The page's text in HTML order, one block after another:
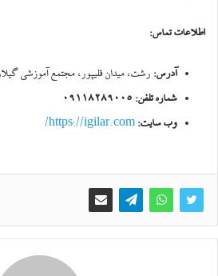
اطلاعات تماس:
آدرس: رشت، میدان قلیپور، مجتمع آموزشی گیلار
شماره تلفن: 09118289005
وب سایت: https://igilar.com/